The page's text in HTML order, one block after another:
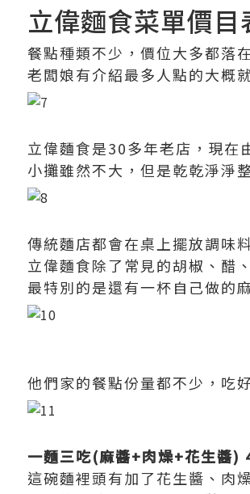
立偉麵食菜單價目
餐點種類不少，價位大多都落
老闆娘有介紹最多人點的大概
立偉麵食是30多年老店，現在
小攤雖然不大，但是乾乾淨淨
傳統麵店都會在桌上擺放調味
立偉麵食除了常見的胡椒、醋
最特別的是還有一杯自己做的
他們家的餐點份量都不少，吃
一麵三吃(麻醬+肉燥+花生醬)
這碗麵裡頭有加了花生醬、肉